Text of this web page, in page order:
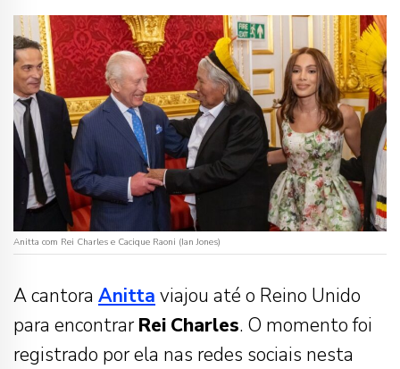
Anitta com Rei Charles e Cacique Raoni (Ian Jones)
A cantora Anitta viajou até o Reino Unido
para encontrar Rei Charles. O momento foi
registrado por ela nas redes sociais nesta